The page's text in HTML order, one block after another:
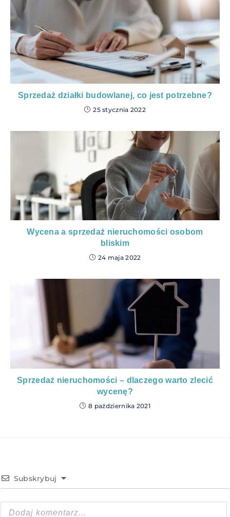
Sprzedaż działki budowlanej, co jest potrzebne?
25 stycznia 2022
Wycena a sprzedaż nieruchomości osobom
bliskim
24 maja 2022
Sprzedaż nieruchomości – dlaczego warto zlecić
wycenę?
8 października 2021
Subskrybuj